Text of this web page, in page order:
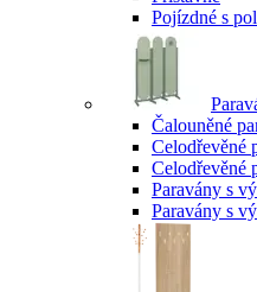
Pojízdné s
Čalouněné
Celodřevěné
Celodřevěné
Paravány s
Paravány s